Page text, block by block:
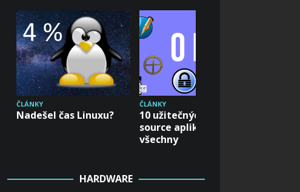
ČLÁNKY
Nadešel čas Linuxu?
ČLÁNKY
10 užitečných open-
source aplikací pro
všechny
HARDWARE